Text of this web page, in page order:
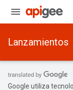
Lanzamientos
Google utiliza